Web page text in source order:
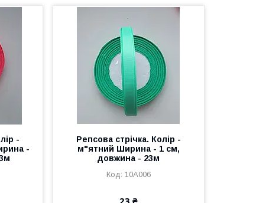
-
-
Репсова стрічка. Колір -
м"ятний Ширина - 1 см,
довжина - 23м
10А006
23 ₴